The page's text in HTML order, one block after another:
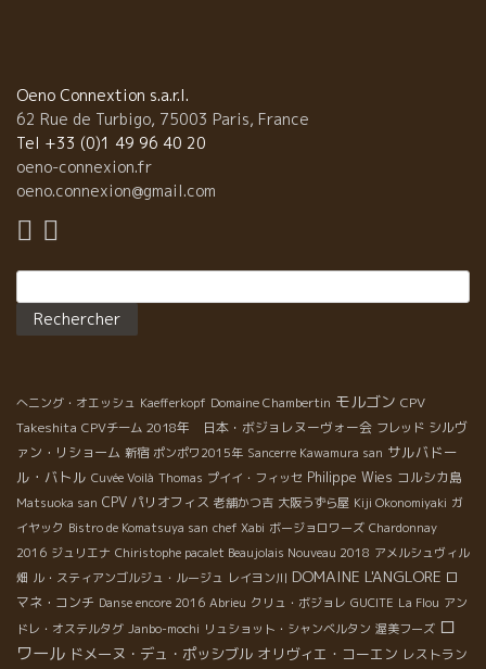
です。 ポールは、本当は白ワインのスペシャリスト！ 白ワイ
ンも美味しいよ！！ 一度、試してみてください。 Aramon Gris
en voie de disparition: Rosé Grigri Il y a 100 ans,Aramon
Gris avait été un cépage principal au Languedoc. Les années
70, il avait presque disparu. Ce cépage résiste bien contre
sècheresse extrême. Le sol calcaire antique remnte à trois
un vin particulier qui nous donne une émotion remarquable.
Aujourd’hui le réchauffement climatique s’accentue et
Oeno Connextion s.a.r.l.
62 Rue de Turbigo, 75003 Paris, France
Tel +33 (0)1 49 96 40 20
oeno-connexion.fr
oeno.connexion@gmail.com
へニング・オエッシュ Kaefferkopf Domaine Chambertin モルゴン CPV
Takeshita CPVチーム 2018年 日本・ボジョレヌーヴォー会 フレッド シルヴ
ァン・リショーム 新宿 ポンポワ2015年 Sancerre Kawamura san サルバドー
ル・バトル Cuvée Voilà Thomas プイイ・フィッセ Philippe Wies コルシカ島
Matsuoka san CPV パリオフィス 老舗かつ吉 大阪うずら屋 Kiji Okonomiyaki ガ
イヤック Bistro de Komatsuya san chef Xabi ボージョロワーズ Chardonnay
2016 ジュリエナ Chiristophe pacalet Beaujolais Nouveau 2018 アメルシュヴィル
畑 ル・スティアンゴルジュ・ルージュ レイヨン川 DOMAINE L'ANGLORE ロ
マネ・コンチ Danse encore 2016 Abrieu クリュ・ボジョレ GUCITE La Flou アン
ドレ・オステルタグ Janbo-mochi リュショット・シャンベルタン 渥美フーズ ロ
ワール ドメーヌ・デュ・ポッシブル オリヴィエ・コーエン レストラン